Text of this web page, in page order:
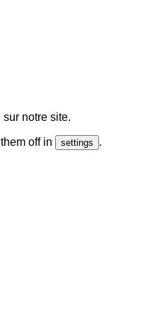
notre site.
off in settings .